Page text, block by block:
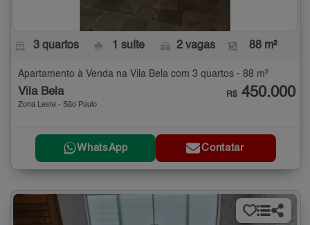
3 quartos 1 suíte 2 vagas 88 m²
Apartamento à Venda na Vila Bela com 3 quartos - 88 m²
Vila Bela
Zona Leste - São Paulo
R$ 450.000
WhatsApp Contatar